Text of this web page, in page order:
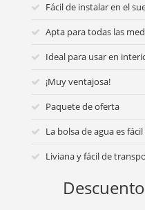
Fácil de instalar en el
Apta para todas las
Ideal para usar en
¡Muy ventajosa!
Paquete de oferta
La bolsa de agua es
Liviana y fácil de